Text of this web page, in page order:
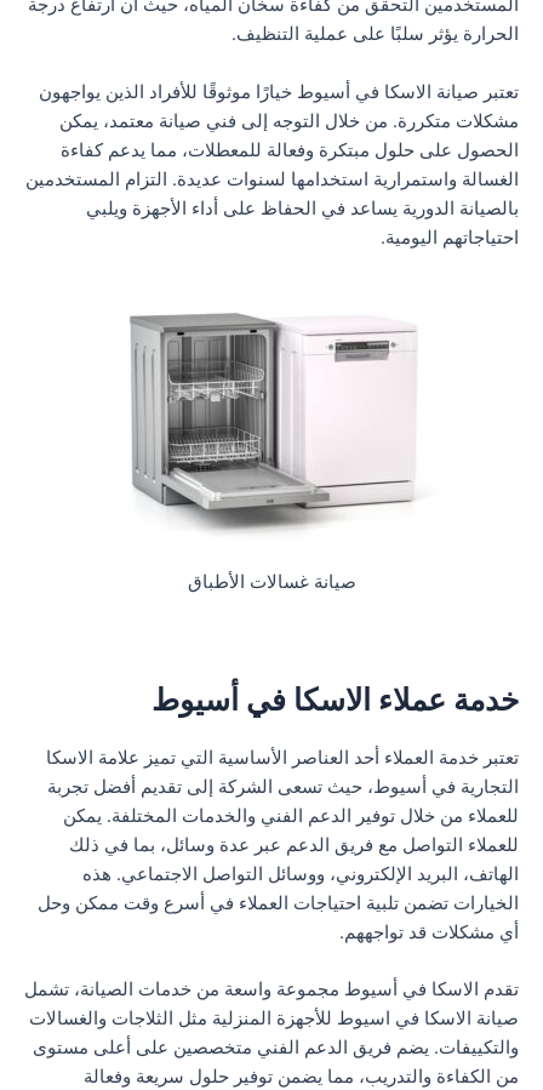
المستخدمين التحقق من كفاءة سخان المياه، حيث أن ارتفاع درجة
الحرارة يؤثر سلبًا على عملية التنظيف.
تعتبر صيانة الاسكا في أسيوط خيارًا موثوقًا للأفراد الذين يواجهون
مشكلات متكررة. من خلال التوجه إلى فني صيانة معتمد، يمكن
الحصول على حلول مبتكرة وفعالة للمعطلات، مما يدعم كفاءة
الغسالة واستمرارية استخدامها لسنوات عديدة. التزام المستخدمين
بالصيانة الدورية يساعد في الحفاظ على أداء الأجهزة ويلبي
احتياجاتهم اليومية.
صيانة غسالات الأطباق
خدمة عملاء الاسكا في أسيوط
تعتبر خدمة العملاء أحد العناصر الأساسية التي تميز علامة الاسكا
التجارية في أسيوط، حيث تسعى الشركة إلى تقديم أفضل تجربة
للعملاء من خلال توفير الدعم الفني والخدمات المختلفة. يمكن
للعملاء التواصل مع فريق الدعم عبر عدة وسائل، بما في ذلك
الهاتف، البريد الإلكتروني، ووسائل التواصل الاجتماعي. هذه
الخيارات تضمن تلبية احتياجات العملاء في أسرع وقت ممكن وحل
أي مشكلات قد تواجههم.
تقدم الاسكا في أسيوط مجموعة واسعة من خدمات الصيانة، تشمل
صيانة الاسكا في اسيوط للأجهزة المنزلية مثل الثلاجات والغسالات
والتكييفات. يضم فريق الدعم الفني متخصصين على أعلى مستوى
من الكفاءة والتدريب، مما يضمن توفير حلول سريعة وفعالة